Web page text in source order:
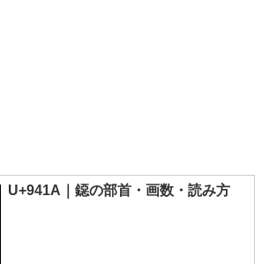
U+941A｜鐚の部首・画数・読み方